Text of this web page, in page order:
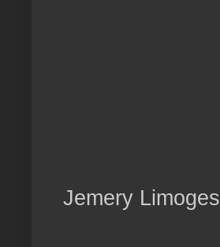
Jemery Limoges